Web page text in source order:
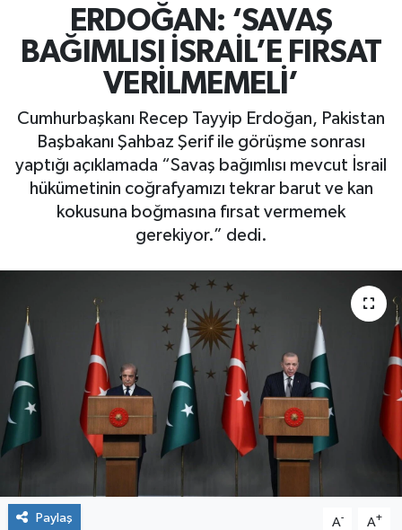
ERDOĞAN: ‘SAVAŞ
BAĞIMLISI İSRAİL’E FIRSAT
VERİLMEMELİ’
Cumhurbaşkanı Recep Tayyip Erdoğan, Pakistan
Başbakanı Şahbaz Şerif ile görüşme sonrası
yaptığı açıklamada “Savaş bağımlısı mevcut İsrail
hükümetinin coğrafyamızı tekrar barut ve kan
kokusuna boğmasına fırsat vermemek
gerekiyor.” dedi.
Paylaş A- A+
Son Dakika Haberleri
Haber Arşivi